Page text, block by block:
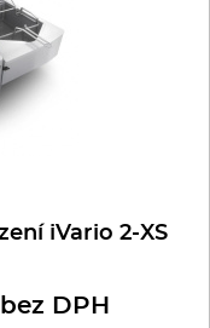
iVario 2-XS
DPH